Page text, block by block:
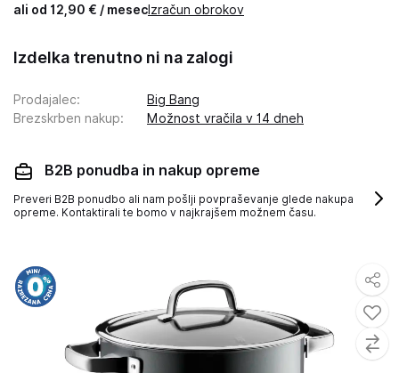
ali od 12,90 € / mesec Izračun obrokov
Izdelka trenutno ni na zalogi
Prodajalec:
Big Bang
Brezskrben nakup: Možnost vračila v 14 dneh
B2B ponudba in nakup opreme
Preveri B2B ponudbo ali nam pošlji povpraševanje glede nakupa
opreme. Kontaktirali te bomo v najkrajšem možnem času.